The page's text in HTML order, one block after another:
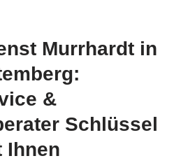
Murrhardt in
&
Schlüssel
Ihnen